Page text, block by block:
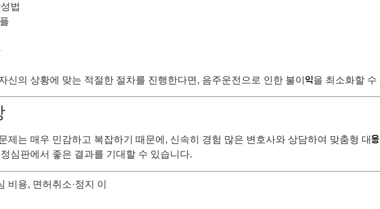
법
신의 상황에 맞는 적절한 절차를 진행한다면, 음주운전으로 인한 불이익을 최소화할 수
제는 매우 민감하고 복잡하기 때문에, 신속히 경험 많은 변호사와 상담하여 맞춤형 대
심판에서 좋은 결과를 기대할 수 있습니다.
비용, 면허취소·정지 이